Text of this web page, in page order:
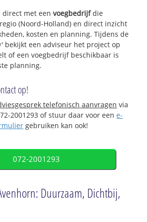
direct met eenvoegbedrijfdie
(Noord-Holland) en direct inzicht
kosten en planning. Tijdens de
bekijkt een adviseur het project op
of een voegbedrijf beschikbaar is
planning.
op!
telefonisch aanvragen via
2001293 of stuur daar voor eene-
gebruiken kan ook!
072-2001293
Duurzaam, Dichtbij,